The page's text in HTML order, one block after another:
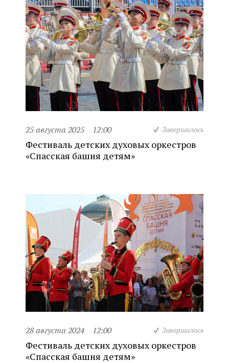
25 августа 2025 12:00 Завершилось
Фестиваль детских духовых оркестров
«Спасская башня детям»
28 августа 2024 12:00 Завершилось
Фестиваль детских духовых оркестров
«Спасская башня детям»